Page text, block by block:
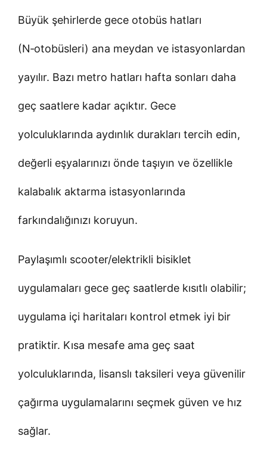
Büyük şehirlerde gece otobüs hatları
(N‑otobüsleri) ana meydan ve istasyonlardan
yayılır. Bazı metro hatları hafta sonları daha
geç saatlere kadar açıktır. Gece
yolculuklarında aydınlık durakları tercih edin,
değerli eşyalarınızı önde taşıyın ve özellikle
kalabalık aktarma istasyonlarında
farkındalığınızı koruyun.
Paylaşımlı scooter/elektrikli bisiklet
uygulamaları gece geç saatlerde kısıtlı olabilir;
uygulama içi haritaları kontrol etmek iyi bir
pratiktir. Kısa mesafe ama geç saat
yolculuklarında, lisanslı taksileri veya güvenilir
çağırma uygulamalarını seçmek güven ve hız
sağlar.